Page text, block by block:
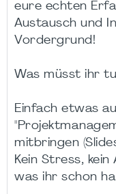
eure echten
Austausch und
Vordergrund!
Was müsst ihr
Einfach etwas
mitbringen
Kein Stress,
was ihr schon